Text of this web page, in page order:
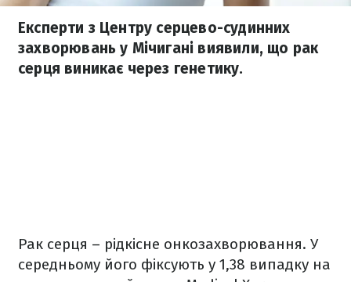
Експерти з Центру серцево-судинних
захворювань у Мічигані виявили, що рак
серця виникає через генетику.
Рак серця – рідкісне онкозахворювання. У
середньому його фіксують у 1,38 випадку на